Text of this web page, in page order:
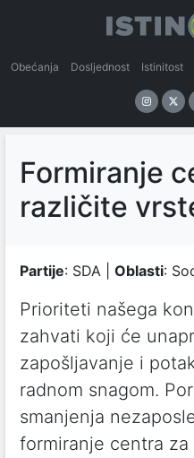
Obećanja Dosljednost Istinitost
Formiranje
različite
Partije: SDA | Oblasti:
Prioriteti našega
zahvati koji će
zapošljavanje i
radnom snagom.
smanjenja
formiranje centra